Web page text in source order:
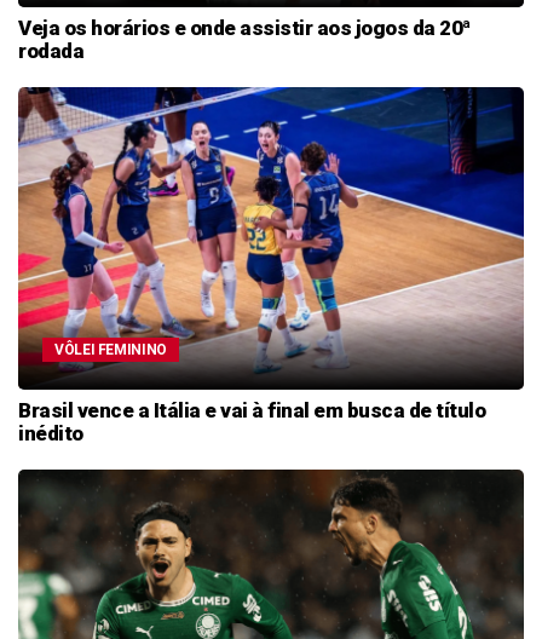
Veja os horários e onde assistir aos jogos da 20ª
rodada
VÔLEI FEMININO
Brasil vence a Itália e vai à final em busca de título
inédito